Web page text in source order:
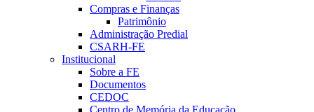
Compras e Finanças
Patrimônio
Administração Predial
CSARH-FE
Institucional
Sobre a FE
Documentos
CEDOC
Centro de Memória da Educação